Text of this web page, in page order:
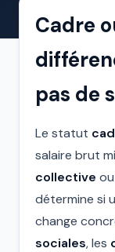
Cadre
pas de
Le statut
salaire brut
collective
détermine si
change
sociales, les